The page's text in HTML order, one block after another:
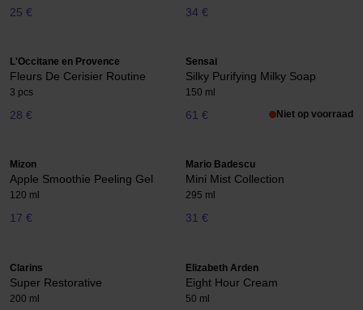
25 € 34 €
L'Occitane en Provence
Fleurs De Cerisier Routine
3 pcs
28 €
Sensai
Silky Purifying Milky Soap
150 ml
61 € Niet op voorraad
Mizon
Apple Smoothie Peeling Gel
120 ml
17 €
Mario Badescu
Mini Mist Collection
295 ml
31 €
Clarins
Super Restorative
200 ml
Elizabeth Arden
Eight Hour Cream
50 ml